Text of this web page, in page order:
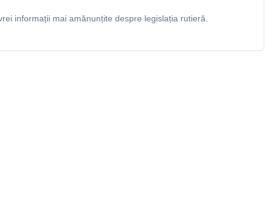
informații mai amănunțite despre legislația rutieră.